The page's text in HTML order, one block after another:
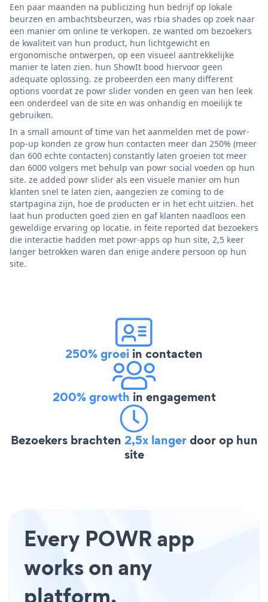
Een paar maanden na publicizing hun bedrijf op lokale
beurzen en ambachtsbeurzen, was rbia shades op zoek naar
een manier om online te verkopen. ze wanted om bezoekers
de kwaliteit van hun product, hun lichtgewicht en
ergonomische ontwerpen, op een visueel aantrekkelijke
manier te laten zien. hun ShowIt bood hiervoor geen
adequate oplossing. ze probeerden een many different
options voordat ze powr slider vonden en geen van hen leek
een onderdeel van de site en was onhandig en moeilijk te
gebruiken.
In a small amount of time van het aanmelden met de powr-
pop-up konden ze grow hun contacten meer dan 250% (meer
dan 600 echte contacten) constantly laten groeien tot meer
dan 6000 volgers met behulp van powr social voeden op hun
site. ze added powr slider als een visuele manier om hun
klanten snel te laten zien, aangezien ze coming to de
startpagina zijn, hoe de producten er in het echt uitzien. het
laat hun producten goed zien en gaf klanten naadloos een
geweldige ervaring op locatie. in feite reported dat bezoekers
die interactie hadden met powr-apps op hun site, 2,5 keer
langer betrokken waren dan enige andere persoon op hun
site.
250% groei in contacten
200% growth in engagement
Bezoekers brachten 2,5x langerdoor op hun
site
Every POWR app
works on any
platform.